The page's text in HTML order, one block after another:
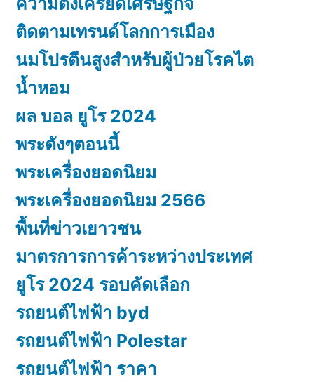
ติดตามเทรนด์โลกการเมือง
นมโปรตีนสูงสำหรับผู้ป่วยโรคไต
น้ำหอม
ผล บอล ยูโร 2024
พระดังๆตอนนี้
พระเครื่องยอดนิยม
พระเครื่องยอดนิยม 2566
พื้นที่ข่าวเยาวชน
มาตรการการค้าระหว่างประเทศ
ยูโร 2024 รอบคัดเลือก
รถยนต์ไฟฟ้า byd
รถยนต์ไฟฟ้า Polestar
รถยนต์ไฟฟ้า ราคา